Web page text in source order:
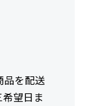
品を配送
望日ま